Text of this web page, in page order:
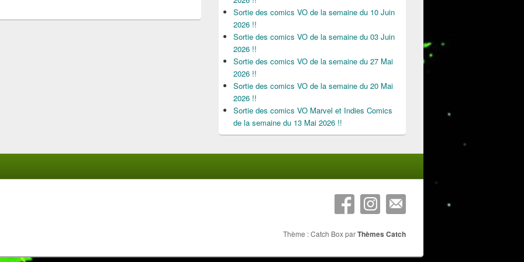
Sortie des comics VO de la semaine du 10 Juin
2026 !!
Sortie des comics VO de la semaine du 03 Juin
2026 !!
Sortie des comics VO de la semaine du 27 Mai
2026 !!
Sortie des comics VO de la semaine du 20 Mai
2026 !!
Sortie des comics VO Marvel et Indies Comics
de la semaine du 13 Mai 2026 !!
Thème : Catch Box parThèmes Catch